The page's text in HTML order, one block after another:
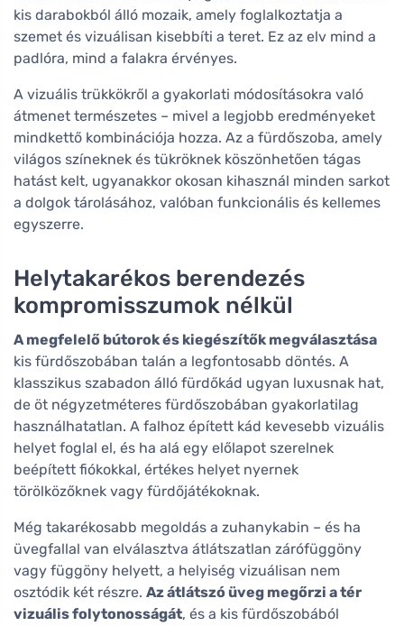
kis darabokból álló mozaik, amely foglalkoztatja a
szemet és vizuálisan kisebbíti a teret. Ez az elv mind a
padlóra, mind a falakra érvényes.
A vizuális trükkökről a gyakorlati módosításokra való
átmenet természetes – mivel a legjobb eredményeket
mindkettő kombinációja hozza. Az a fürdőszoba, amely
világos színeknek és tükröknek köszönhetően tágas
hatást kelt, ugyanakkor okosan kihasznál minden sarkot
a dolgok tárolásához, valóban funkcionális és kellemes
egyszerre.
Helytakarékos berendezés
kompromisszumok nélkül
A megfelelő bútorok és kiegészítők megválasztása
kis fürdőszobában talán a legfontosabb döntés. A
klasszikus szabadon álló fürdőkád ugyan luxusnak hat,
de öt négyzetméteres fürdőszobában gyakorlatilag
használhatatlan. A falhoz épített kád kevesebb vizuális
helyet foglal el, és ha alá egy előlapot szerelnek
beépített fiókokkal, értékes helyet nyernek
törölközőknek vagy fürdőjátékoknak.
Még takarékosabb megoldás a zuhanykabin – és ha
üvegfallal van elválasztva átlátszatlan zárófüggöny
vagy függöny helyett, a helyiség vizuálisan nem
osztódik két részre. Az átlátszó üveg megőrzi a tér
vizuális folytonosságát, és a kis fürdőszobából